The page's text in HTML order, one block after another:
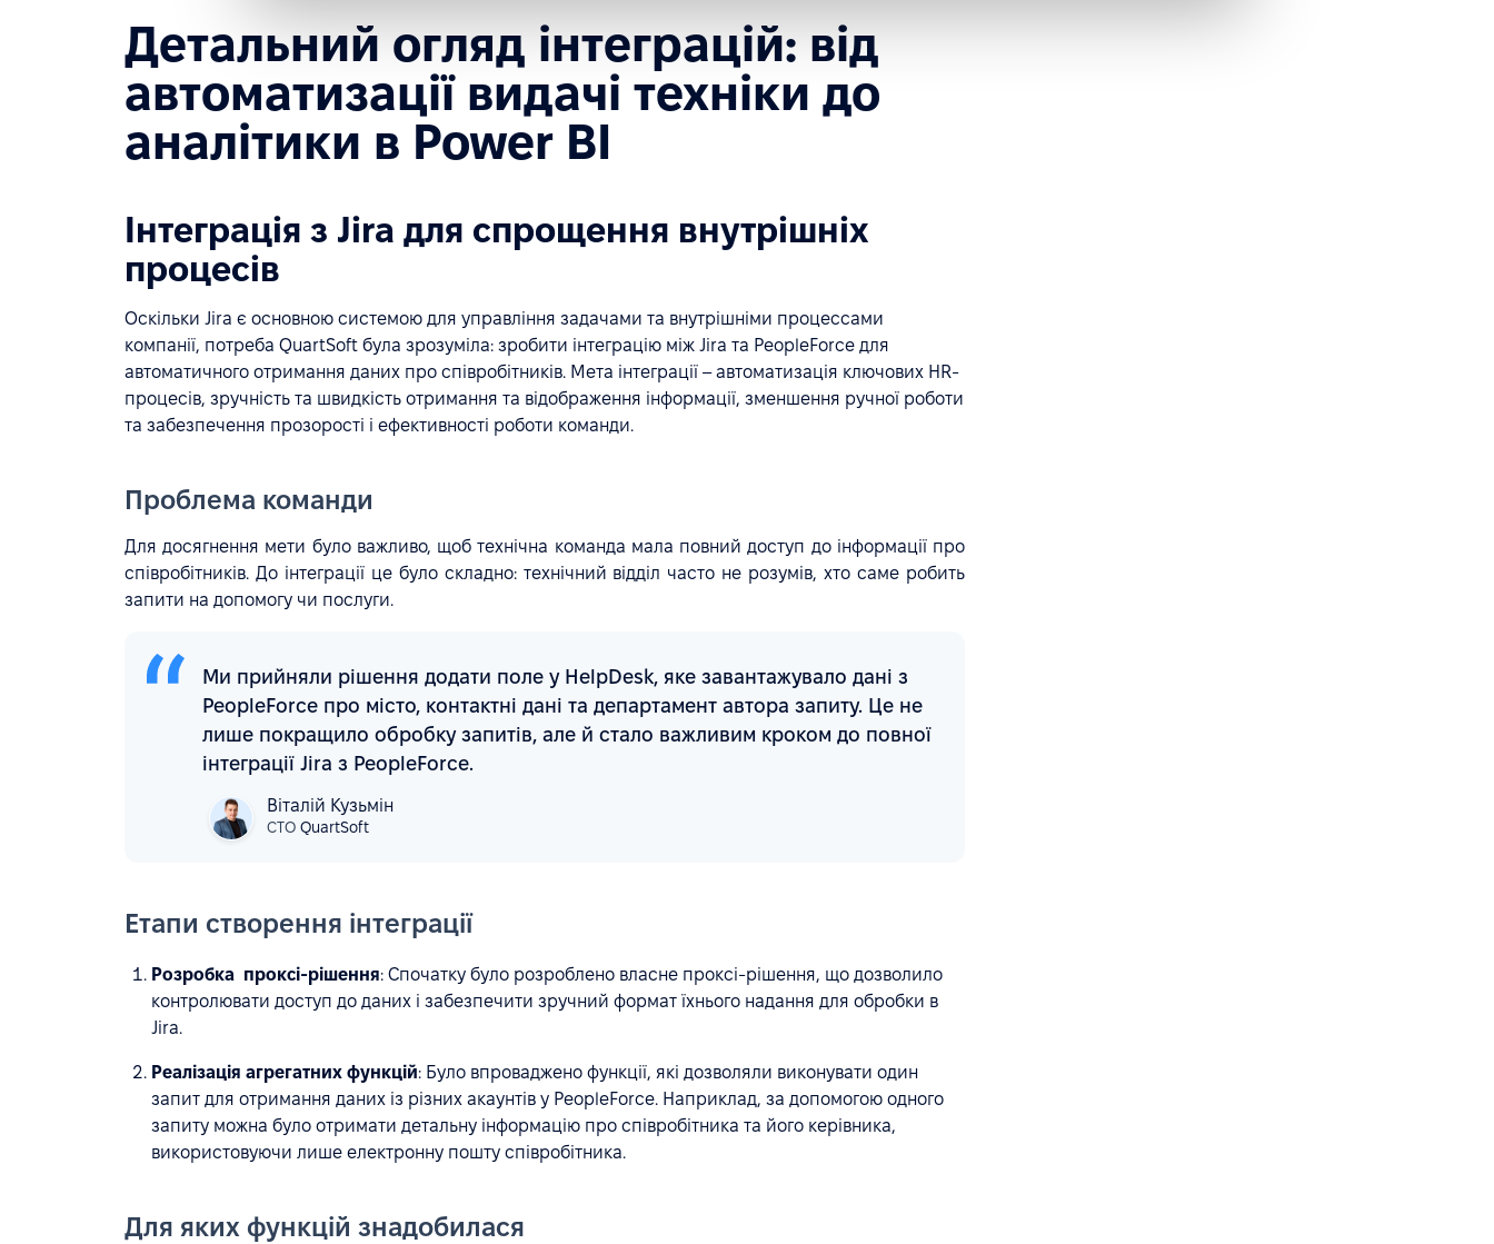
Детальний огляд інтеграцій: від
автоматизації видачі техніки до
аналітики в Power BI
Інтеграція з Jira для спрощення внутрішніх
процесів
Оскільки Jira є основною системою для управління задачами та внутрішніми процессами
компанії, потреба QuartSoft була зрозуміла: зробити інтеграцію між Jira та PeopleForce для
автоматичного отримання даних про співробітників. Мета інтеграції – автоматизація ключових HR-
процесів, зручність та швидкість отримання та відображення інформації, зменшення ручної роботи
та забезпечення прозорості і ефективності роботи команди.
Проблема команди
Для досягнення мети було важливо, щоб технічна команда мала повний доступ до інформації про
співробітників. До інтеграції це було складно: технічний відділ часто не розумів, хто саме робить
запити на допомогу чи послуги.
Ми прийняли рішення додати поле у HelpDesk, яке завантажувало дані з
PeopleForce про місто, контактні дані та департамент автора запиту. Це не
лише покращило обробку запитів, але й стало важливим кроком до повної
інтеграції Jira з PeopleForce.
Віталій Кузьмін
СTO QuartSoft
Етапи створення інтеграції
Розробка проксі-рішення: Спочатку було розроблено власне проксі-рішення, що дозволило
контролювати доступ до даних і забезпечити зручний формат їхнього надання для обробки в
Jira.
Реалізація агрегатних функцій: Було впроваджено функції, які дозволяли виконувати один
запит для отримання даних із різних акаунтів у PeopleForce. Наприклад, за допомогою одного
запиту можна було отримати детальну інформацію про співробітника та його керівника,
використовуючи лише електронну пошту співробітника.
Для яких функцій знадобилася